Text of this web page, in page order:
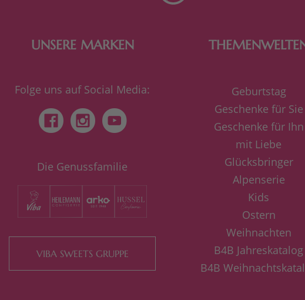
UNSERE MARKEN
Folge uns auf Social Media:
Die Genussfamilie
VIBA SWEETS GRUPPE
Geburtstag
Geschenke für Sie
Geschenke für Ihn
mit Liebe
Glücksbringer
Alpenserie
Kids
Ostern
Weihnachten
B4B Jahreskatalog
B4B